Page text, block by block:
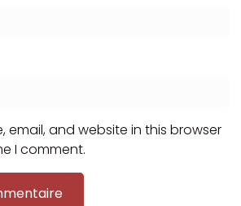
email, and website in this browser
I comment.